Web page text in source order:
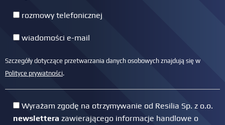
rozmowy telefonicznej
wiadomości e-mail
Szczegóły dotyczące przetwarzania danych osobowych znajdują się w
Polityce prywatności.
Wyrażam zgodę na otrzymywanie od Resilia Sp. z o.o.
newslettera zawierającego informacje handlowe o